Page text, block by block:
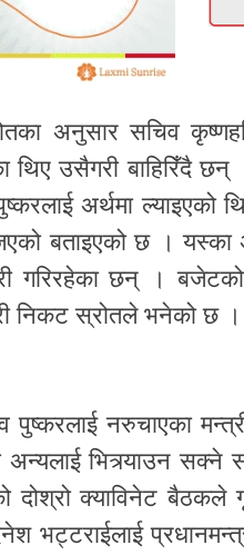
अनुसार सचिव
थिए उसैगरी बाहिरिँदै
अर्थमा
बताइएको छ ।
गरिरहेका छन् ।
निकट स्रोतले भनेको छ ।
पुष्करलाई नरुचाएका
अन्यलाई भित्र्याउन
दोश्रो क्याविनेट बैठकले
भट्टराईलाई